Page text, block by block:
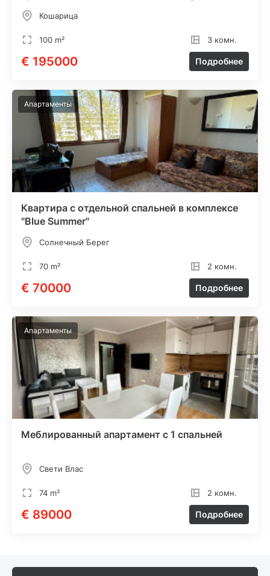
Кошарица
100 m² 3 комн.
€ 195000 Подробнее
Апартаменты
Квартира с отдельной спальней в комплексе
"Blue Summer"
Солнечный Берег
70 m² 2 комн.
€ 70000 Подробнее
Апартаменты
Меблированный апартамент с 1 спальней
Свети Влас
74 m² 2 комн.
€ 89000 Подробнее